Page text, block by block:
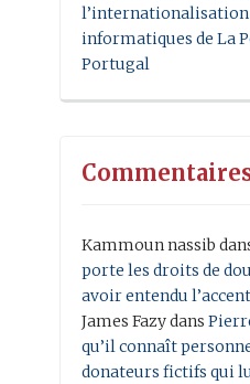
l’internationalisation
informatiques de La
Portugal
Kammoun nassib
porte les droits de
avoir entendu
James Fazydans
qu’il connaît
donateurs fictifs qui